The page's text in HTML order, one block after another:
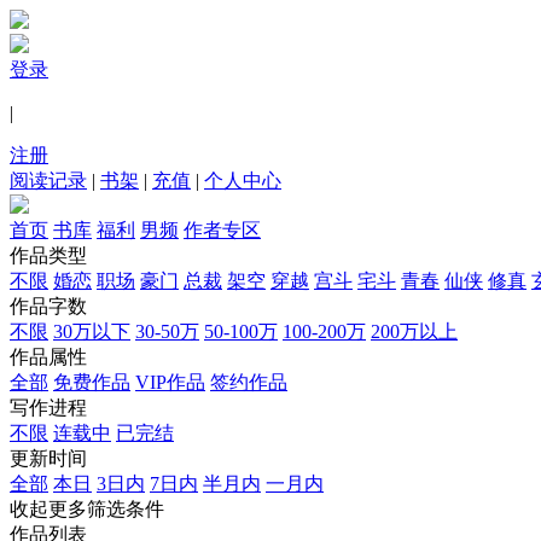
登录
|
注册
阅读记录 | 书架 | 充值 | 个人中心
首页 书库 福利 男频 作者专区
作品类型
不限 婚恋 职场 豪门 总裁 架空 穿越 宫斗 宅斗 青春 仙侠 修真
作品字数
不限 30万以下 30-50万 50-100万 100-200万 200万以上
作品属性
全部 免费作品 VIP作品 签约作品
写作进程
不限 连载中 已完结
更新时间
全部 本日 3日内 7日内 半月内 一月内
收起更多筛选条件
作品列表